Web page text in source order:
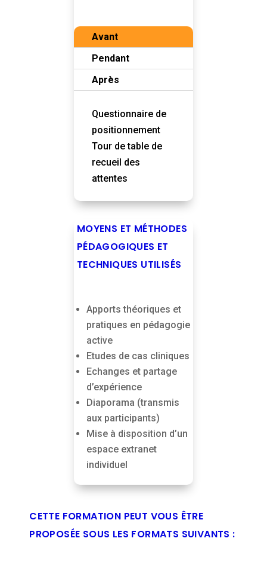
Avant
Pendant
Après
Questionnaire de
positionnement
Tour de table de
recueil des
attentes
MOYENS ET MÉTHODES
PÉDAGOGIQUES ET
TECHNIQUES UTILISÉS
Apports théoriques et
pratiques en pédagogie
active
Etudes de cas cliniques
Echanges et partage
d’expérience
Diaporama (transmis
aux participants)
Mise à disposition d’un
espace extranet
individuel
CETTE FORMATION PEUT VOUS ÊTRE
PROPOSÉE SOUS LES FORMATS SUIVANTS :